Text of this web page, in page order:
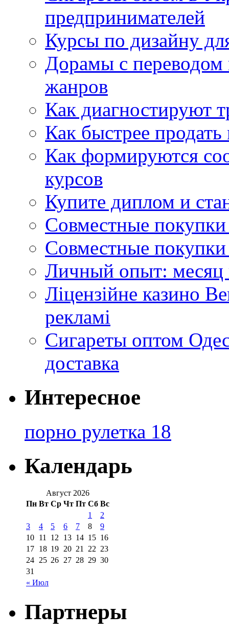
предпринимателей
Курсы по дизайну
Дорамы с переводом
жанров
Как диагностируют
Как быстрее
Как формируются
курсов
Купите диплом и
Совместные
Совместные покупки
Личный опыт: месяц
Ліцензійне казино
рекламі
Сигареты оптом
доставка
Интересное
порно рулетка 18
Календарь
Август 2026
Пн Вт Ср Чт Пт Сб Вс
« Июл
1
2
3
4 5 6 7 8
9
10 11 12 13 14 15 16
17 18 19 20 21 22 23
24 25 26 27 28 29 30
31
Партнеры